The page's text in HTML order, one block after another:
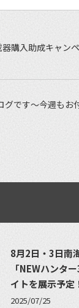
購入助成キャン
グです〜今週もお
8月2日・3日南
「NEWハンタ
イトを展示予定
2025/07/25